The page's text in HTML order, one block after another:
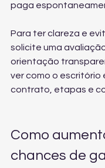
paga
Para ter clareza e
solicite uma
orientação
ver como o escritório
contrato, etapas e
Como
chances de